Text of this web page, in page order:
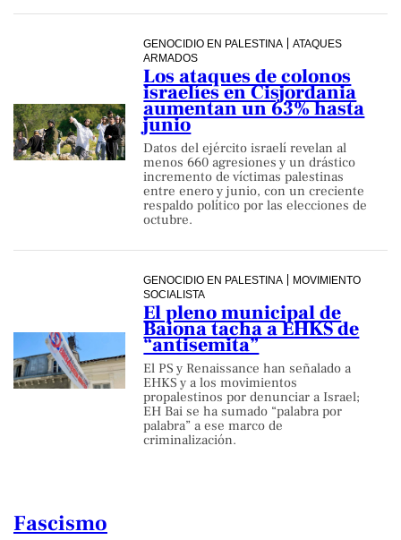
GENOCIDIO EN PALESTINA
ATAQUES
ARMADOS
Los ataques de colonos
israelíes en Cisjordania
aumentan un 63% hasta
junio
Datos del ejército israelí revelan al
menos 660 agresiones y un drástico
incremento de víctimas palestinas
entre enero y junio, con un creciente
respaldo político por las elecciones de
octubre.
GENOCIDIO EN PALESTINA
MOVIMIENTO
SOCIALISTA
El pleno municipal de
Baiona tacha a EHKS de
“antisemita”
El PS y Renaissance han señalado a
EHKS y a los movimientos
propalestinos por denunciar a Israel;
EH Bai se ha sumado “palabra por
palabra” a ese marco de
criminalización.
Fascismo